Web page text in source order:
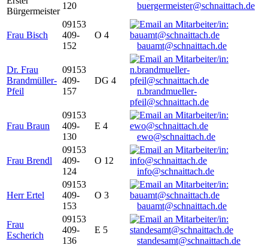
Bürgermeister
120
buergermeister@schnaittach.de
Frau Bisch
09153
409-
152
O 4
bauamt@schnaittach.de
Dr. Frau
Brandmüller-
Pfeil
09153
409-
157
DG 4
n.brandmueller-
pfeil@schnaittach.de
Frau Braun
09153
409-
130
E 4
ewo@schnaittach.de
Frau Brendl
09153
409-
124
O 12
info@schnaittach.de
Herr Ertel
09153
409-
153
O 3
bauamt@schnaittach.de
Frau
Escherich
09153
409-
136
E 5
standesamt@schnaittach.de